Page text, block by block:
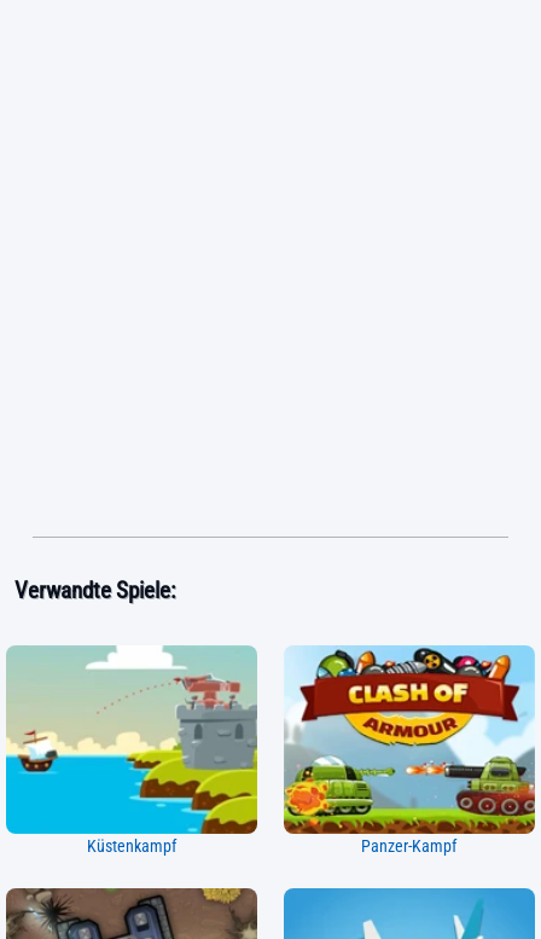
Verwandte Spiele:
Küstenkampf Panzer-Kampf